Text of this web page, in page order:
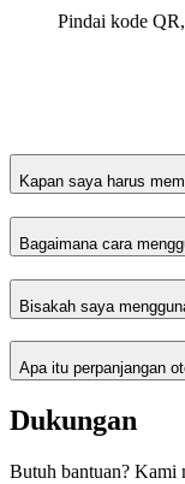
Pindai kode
Kapan saya harus
Bagaimana cara
Bisakah saya
Apa itu perpanjangan
Dukungan
Butuh bantuan? Kami